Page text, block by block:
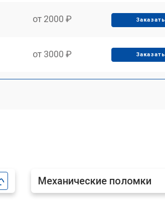
от 2000 ₽ Заказать
от 3000 ₽ Заказать
Механические поломки